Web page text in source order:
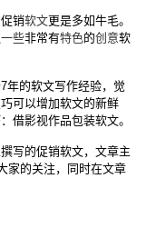
销软文更是多如牛毛。
一些非常有特色的创意软
年的软文写作经验，觉
可以增加软文的新鲜
借影视作品包装软文。
写的促销软文，文章主
家的关注，同时在文章